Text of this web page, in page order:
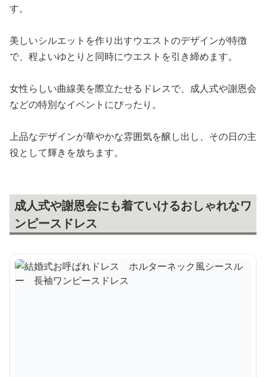
す。
美しいシルエットを作り出すウエストのデザインが特徴
で、程よいゆとりと同時にウエストを引き締めます。
女性らしい曲線美を際立たせるドレスで、成人式や謝恩会
などの特別なイベントにぴったり。
上品なデザインが華やかな雰囲気を醸し出し、その日の主
役として輝きを放ちます。
成人式や謝恩会にも着ていけるおしゃれなワ
ンピースドレス